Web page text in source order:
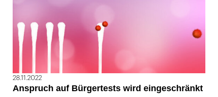
28.11.2022
Anspruch auf Bürgertests wird eingeschränkt